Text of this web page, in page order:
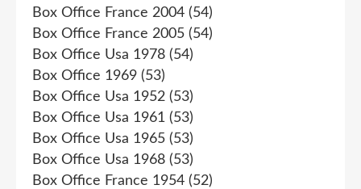
Box Office France 2004 (54)
Box Office France 2005 (54)
Box Office Usa 1978 (54)
Box Office 1969 (53)
Box Office Usa 1952 (53)
Box Office Usa 1961 (53)
Box Office Usa 1965 (53)
Box Office Usa 1968 (53)
Box Office France 1954 (52)